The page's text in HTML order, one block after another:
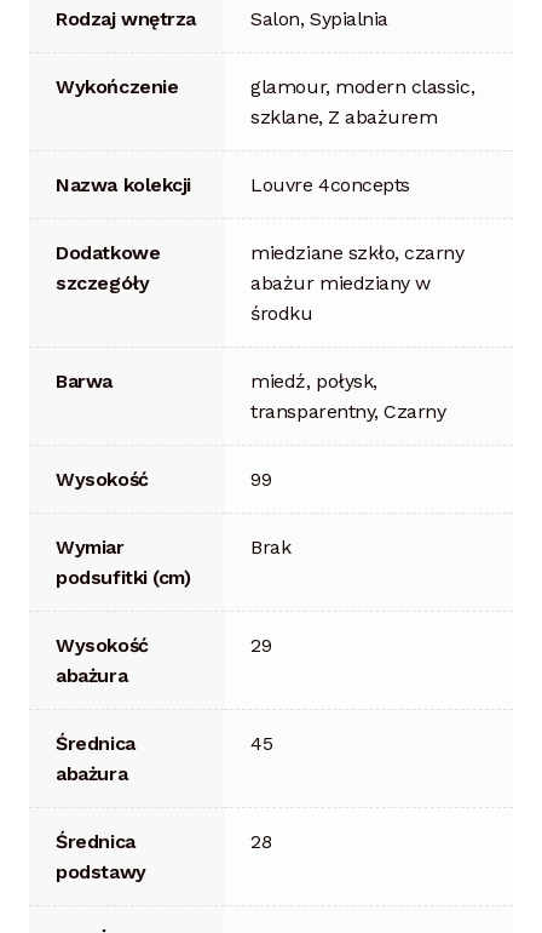
Rodzaj wnętrza Salon, Sypialnia
Wykończenie
glamour, modern classic,
szklane, Z abażurem
Nazwa kolekcji Louvre 4concepts
Dodatkowe
szczegóły
miedziane szkło, czarny
abażur miedziany w
środku
Barwa
miedź, połysk,
transparentny, Czarny
Wysokość 99
Wymiar
podsufitki (cm)
Brak
Wysokość
abażura
29
Średnica
abażura
45
Średnica
podstawy
28